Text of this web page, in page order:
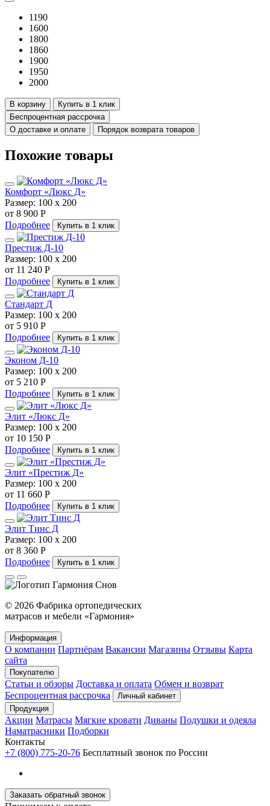
1190
1600
1800
1860
1900
1950
2000
В корзину
Купить в 1 клик
Беспроцентная рассрочка
О доставке и оплате
Порядок возврата товаров
Похожие товары
Комфорт «Люкс Д»
Размер: 100 х 200
от 8 900 Р
Подробнее
Купить в 1 клик
Престиж Д-10
Размер: 100 х 200
от 11 240 Р
Подробнее
Купить в 1 клик
Стандарт Д
Размер: 100 х 200
от 5 910 Р
Подробнее
Купить в 1 клик
Эконом Д-10
Размер: 100 х 200
от 5 210 Р
Подробнее
Купить в 1 клик
Элит «Люкс Д»
Размер: 100 х 200
от 10 150 Р
Подробнее
Купить в 1 клик
Элит «Престиж Д»
Размер: 100 х 200
от 11 660 Р
Подробнее
Купить в 1 клик
Элит Тинс Д
Размер: 100 х 200
от 8 360 Р
Подробнее
Купить в 1 клик
© 2026 Фабрика ортопедических
матрасов и мебели «Гармония»
Информация
О компании Партнёрам Вакансии Магазины Отзывы Карта
сайта
Покупателю
Статьи и обзоры Доставка и оплата Обмен и возврат
Беспроцентная рассрочка
Личный кабинет
Продукция
Акции Матрасы Мягкие кровати Диваны Подушки и одеяла
Наматрасники Подборки
Контакты
+7 (800) 775-20-76 Бесплатный звонок по России
Заказать обратный звонок